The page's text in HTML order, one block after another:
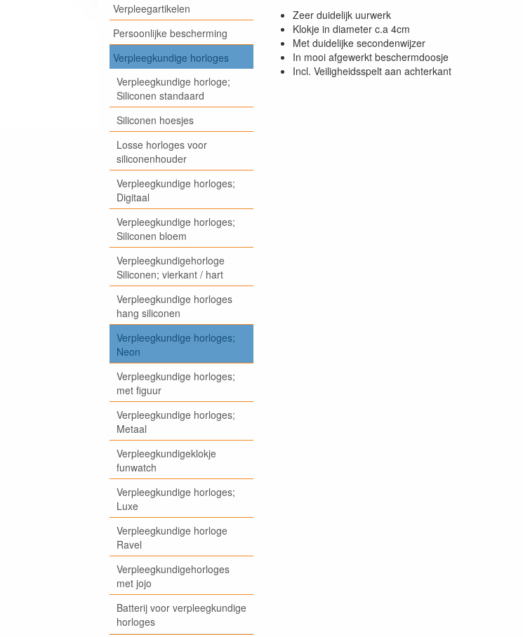
Verpleegartikelen
Persoonlijke bescherming
Verpleegkundige horloges
Verpleegkundige horloge;
Siliconen standaard
Siliconen hoesjes
Losse horloges voor
siliconenhouder
Verpleegkundige horloges;
Digitaal
Verpleegkundige horloges;
Siliconen bloem
Verpleegkundigehorloge
Siliconen; vierkant / hart
Verpleegkundige horloges
hang siliconen
Verpleegkundige horloges;
Neon
Verpleegkundige horloges;
met figuur
Verpleegkundige horloges;
Metaal
Verpleegkundigeklokje
funwatch
Verpleegkundige horloges;
Luxe
Verpleegkundige horloge
Ravel
Verpleegkundigehorloges
met jojo
Batterij voor verpleegkundige
horloges
Zeer duidelijk uurwerk
Klokje in diameter c.a 4cm
Met duidelijke secondenwijzer
In mooi afgewerkt beschermdoosje
Incl. Veiligheidsspelt aan achterkant